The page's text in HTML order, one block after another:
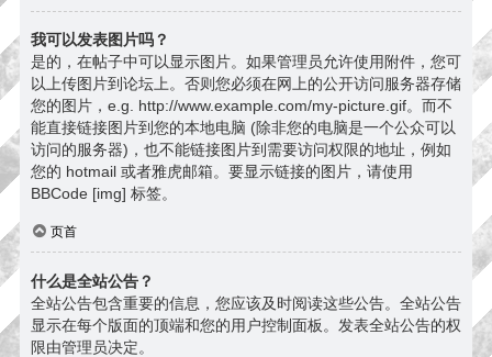
我可以发表图片吗？
是的，在帖子中可以显示图片。如果管理员允许使用附件，您可
以上传图片到论坛上。否则您必须在网上的公开访问服务器存储
您的图片，e.g. http://www.example.com/my-picture.gif。而不
能直接链接图片到您的本地电脑 (除非您的电脑是一个公众可以
访问的服务器)，也不能链接图片到需要访问权限的地址，例如
您的 hotmail 或者雅虎邮箱。要显示链接的图片，请使用
BBCode [img] 标签。
页首
什么是全站公告？
全站公告包含重要的信息，您应该及时阅读这些公告。全站公告
显示在每个版面的顶端和您的用户控制面板。发表全站公告的权
限由管理员决定。